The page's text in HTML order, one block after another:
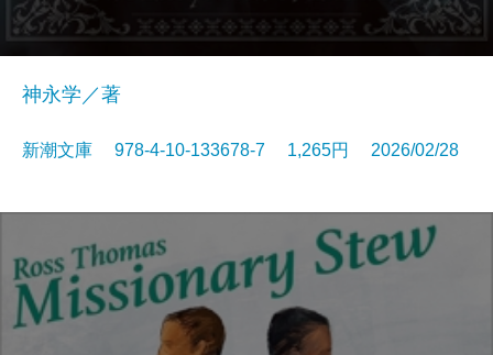
神永学／著
新潮文庫 978-4-10-133678-7 1,265円 2026/02/28